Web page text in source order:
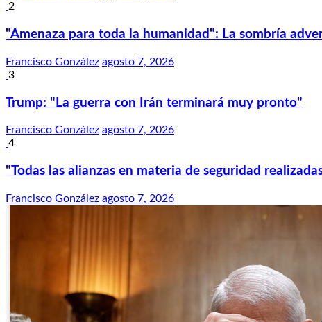
2
"Amenaza para toda la humanidad": La sombría
Francisco González agosto 7, 2026
3
Trump: "La guerra con Irán terminará muy pronto"
Francisco González agosto 7, 2026
4
"Todas las alianzas en materia de seguridad
Francisco González agosto 7, 2026